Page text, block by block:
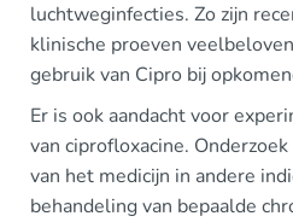
luchtweginfecties. Zo zijn
klinische proeven
gebruik van Cipro bij
Er is ook aandacht voor
van ciprofloxacine.
van het medicijn in andere
behandeling van bepaalde